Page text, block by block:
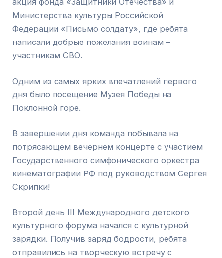
акция фонда «Защитники Отечества» и
Министерства культуры Российской
Федерации «Письмо солдату», где ребята
написали добрые пожелания воинам –
участникам СВО.
Одним из самых ярких впечатлений первого
дня было посещение Музея Победы на
Поклонной горе.
В завершении дня команда побывала на
потрясающем вечернем концерте с участием
Государственного симфонического оркестра
кинематографии РФ под руководством Сергея
Скрипки!
Второй день III Международного детского
культурного форума начался с культурной
зарядки. Получив заряд бодрости, ребята
отправились на творческую встречу с